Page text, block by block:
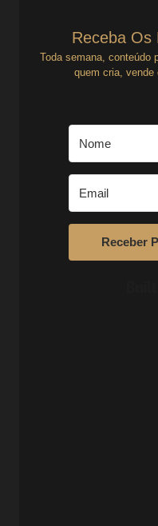
Receba Os
Toda semana, conteúdo
quem cria, vende
Receber